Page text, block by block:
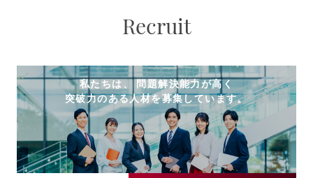
Recruit
私たちは、 問題解決能力が高く
突破力のある人材を募集しています。